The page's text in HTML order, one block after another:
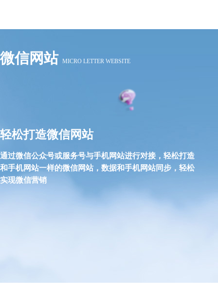
微信网站 MICRO LETTER WEBSITE
轻松打造微信网站
通过微信公众号或服务号与手机网站进行对接，轻松打造
和手机网站一样的微信网站，数据和手机网站同步，轻松
实现微信营销